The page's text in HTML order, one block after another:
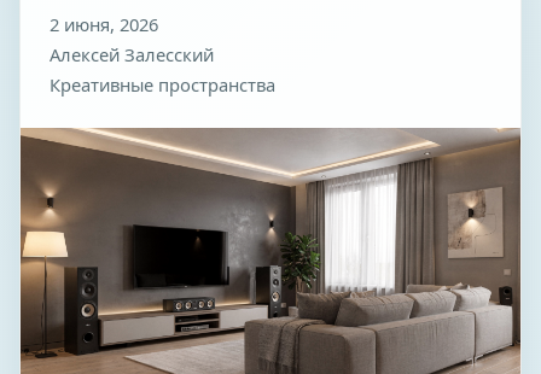
2 июня, 2026
Алексей Залесский
Креативные пространства